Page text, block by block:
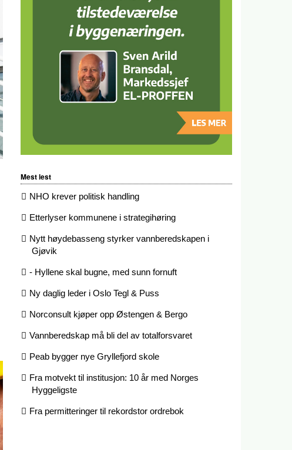
Mest lest
NHO krever politisk handling
Etterlyser kommunene i strategihøring
Nytt høydebasseng styrker vannberedskapen i
Gjøvik
- Hyllene skal bugne, med sunn fornuft
Ny daglig leder i Oslo Tegl & Puss
Norconsult kjøper opp Østengen & Bergo
Vannberedskap må bli del av totalforsvaret
Peab bygger nye Gryllefjord skole
Fra motvekt til institusjon: 10 år med Norges
Hyggeligste
Fra permitteringer til rekordstor ordrebok